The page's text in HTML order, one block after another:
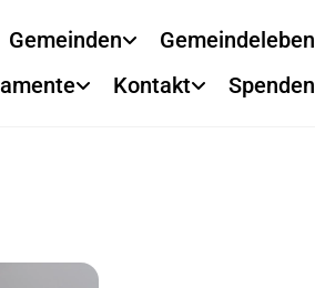
Gemeinden
Gemeindeleben
Kontakt Spenden